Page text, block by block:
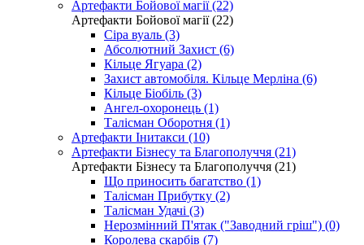
Артефакти Бойової магії (22)
Артефакти Бойової магії (22)
Сіра вуаль (3)
Абсолютний Захист (6)
Кільце Ягуара (2)
Захист автомобіля. Кільце Мерліна (6)
Кільце Біобіль (3)
Ангел-охоронець (1)
Талісман Оборотня (1)
Артефакти Інитакси (10)
Артефакти Бізнесу та Благополуччя (21)
Артефакти Бізнесу та Благополуччя (21)
Що приносить багатство (1)
Талісман Прибутку (2)
Талісман Удачі (3)
Нерозмінний П'ятак ("Заводний гріш") (0)
Королева скарбів (7)